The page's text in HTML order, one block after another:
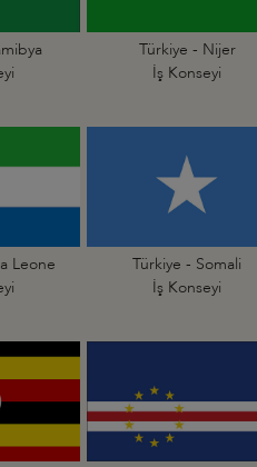
Türkiye - Nijer
İş Konseyi
Leone
Türkiye - Somali
İş Konseyi